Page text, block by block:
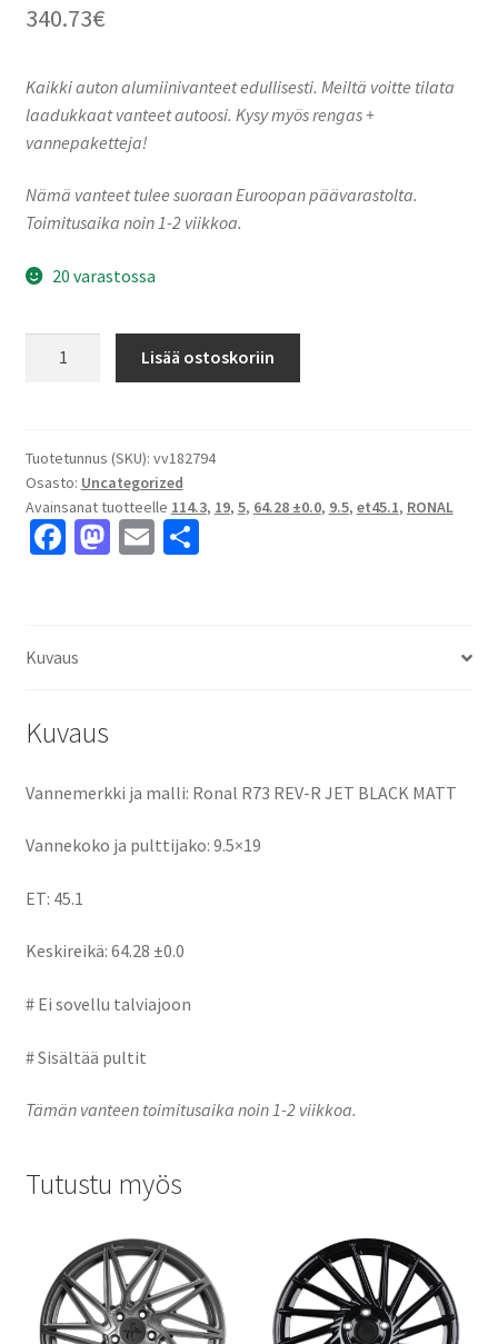
340.73€
Kaikki auton alumiinivanteet edullisesti. Meiltä voitte tilata
laadukkaat vanteet autoosi. Kysy myös rengas +
vannepaketteja!
Nämä vanteet tulee suoraan Euroopan päävarastolta.
Toimitusaika noin 1-2 viikkoa.
20 varastossa
JET
BLACK
MATT
9.5x19"
±0.0
Lisää ostoskoriin
Tuotetunnus (SKU): vv182794
Osasto: Uncategorized
Avainsanat tuotteelle 114.3, 19, 5, 64.28 ±0.0, 9.5, et45.1, RONAL
Fa
o
M E S
Kuvaus
Kuvaus
Vannemerkki ja malli: Ronal R73 REV-R JET BLACK MATT
Vannekoko ja pulttijako: 9.5×19
ET: 45.1
Keskireikä: 64.28 ±0.0
# Ei sovellu talviajoon
# Sisältää pultit
Tämän vanteen toimitusaika noin 1-2 viikkoa.
Tutustu myös